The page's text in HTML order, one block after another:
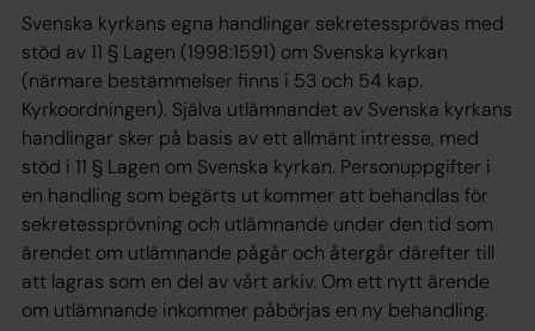
Svenska kyrkans egna handlingar sekretessprövas med
stöd av 11 § Lagen (1998:1591) om Svenska kyrkan
(närmare bestämmelser finns i 53 och 54 kap.
Kyrkoordningen). Själva utlämnandet av Svenska kyrkans
handlingar sker på basis av ett allmänt intresse, med
stöd i 11 § Lagen om Svenska kyrkan. Personuppgifter i
en handling som begärts ut kommer att behandlas för
sekretessprövning och utlämnande under den tid som
ärendet om utlämnande pågår och återgår därefter till
att lagras som en del av vårt arkiv. Om ett nytt ärende
om utlämnande inkommer påbörjas en ny behandling.